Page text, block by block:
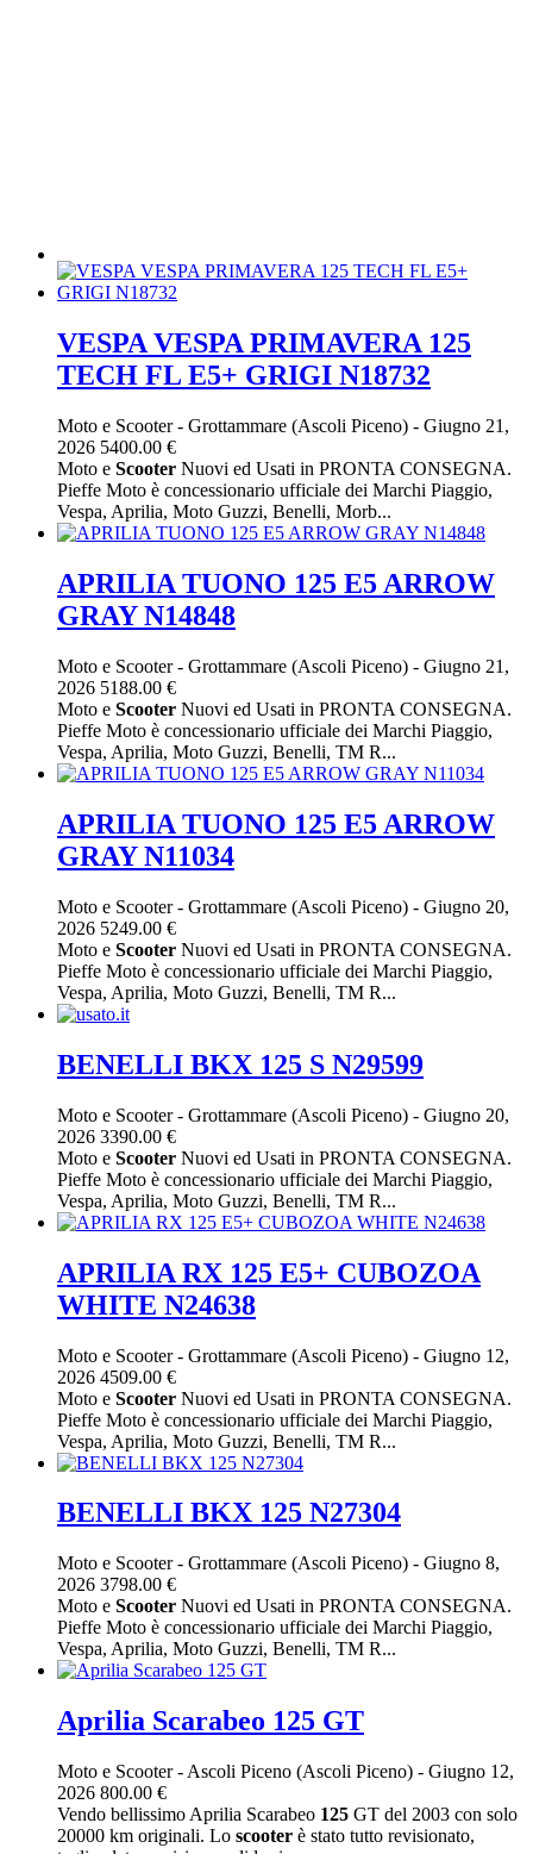
VESPA VESPA PRIMAVERA 125
TECH FL E5+ GRIGI N18732
Moto e Scooter- Grottammare (Ascoli Piceno) - Giugno 21,
2026 5400.00 €
Moto e Scooter Nuovi ed Usati in PRONTA CONSEGNA.
Pieffe Moto è concessionario ufficiale dei Marchi Piaggio,
Vespa, Aprilia, Moto Guzzi, Benelli, Morb...
APRILIA TUONO 125 E5 ARROW
GRAY N14848
Moto e Scooter- Grottammare (Ascoli Piceno) - Giugno 21,
2026 5188.00 €
Moto e Scooter Nuovi ed Usati in PRONTA CONSEGNA.
Pieffe Moto è concessionario ufficiale dei Marchi Piaggio,
Vespa, Aprilia, Moto Guzzi, Benelli, TM R...
APRILIA TUONO 125 E5 ARROW
GRAY N11034
Moto e Scooter- Grottammare (Ascoli Piceno) - Giugno 20,
2026 5249.00 €
Moto e Scooter Nuovi ed Usati in PRONTA CONSEGNA.
Pieffe Moto è concessionario ufficiale dei Marchi Piaggio,
Vespa, Aprilia, Moto Guzzi, Benelli, TM R...
BENELLI BKX 125 S N29599
Moto e Scooter- Grottammare (Ascoli Piceno) - Giugno 20,
2026 3390.00 €
Moto e Scooter Nuovi ed Usati in PRONTA CONSEGNA.
Pieffe Moto è concessionario ufficiale dei Marchi Piaggio,
Vespa, Aprilia, Moto Guzzi, Benelli, TM R...
APRILIA RX 125 E5+ CUBOZOA
WHITE N24638
Moto e Scooter- Grottammare (Ascoli Piceno) - Giugno 12,
2026 4509.00 €
Moto e Scooter Nuovi ed Usati in PRONTA CONSEGNA.
Pieffe Moto è concessionario ufficiale dei Marchi Piaggio,
Vespa, Aprilia, Moto Guzzi, Benelli, TM R...
BENELLI BKX 125 N27304
Moto e Scooter- Grottammare (Ascoli Piceno) - Giugno 8,
2026 3798.00 €
Moto e Scooter Nuovi ed Usati in PRONTA CONSEGNA.
Pieffe Moto è concessionario ufficiale dei Marchi Piaggio,
Vespa, Aprilia, Moto Guzzi, Benelli, TM R...
Aprilia Scarabeo 125 GT
Moto e Scooter- Ascoli Piceno (Ascoli Piceno) - Giugno 12,
2026 800.00 €
Vendo bellissimo Aprilia Scarabeo 125 GT del 2003 con solo
20000 km originali. Lo scooter è stato tutto revisionato,